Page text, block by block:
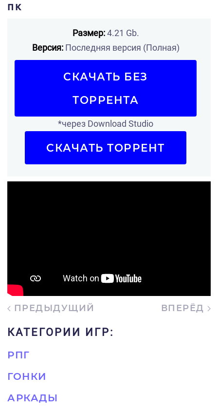
пк
Размер:4.21 Gb.
Версия:Последняя версия (Полная)
СКАЧАТЬ БЕЗ
ТОРРЕНТА
*через Download Studio
СКАЧАТЬ ТОРРЕНТ
ПРЕДЫДУЩИЙ ВПЕРЁД
КАТЕГОРИИ ИГР:
РПГ
ГОНКИ
АРКАДЫ